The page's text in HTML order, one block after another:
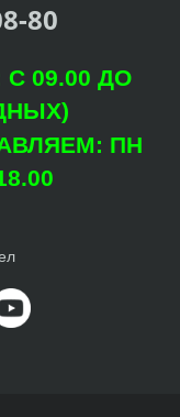
80
09.00 ДО
ПН